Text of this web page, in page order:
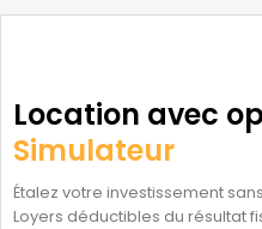
Location avec
Simulateur
Étalez votre investissement
Loyers déductibles du résultat